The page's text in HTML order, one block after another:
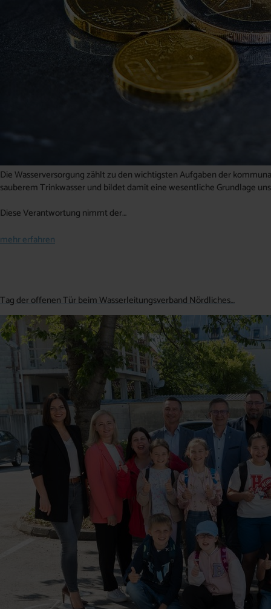
Die Wasserversorgung zählt zu den wichtigsten Aufgaben der
sauberem Trinkwasser und bildet damit eine wesentliche Grundlage
Diese Verantwortung nimmt der…
mehr erfahren
Tag der offenen Tür beim Wasserleitungsverband Nördliches…